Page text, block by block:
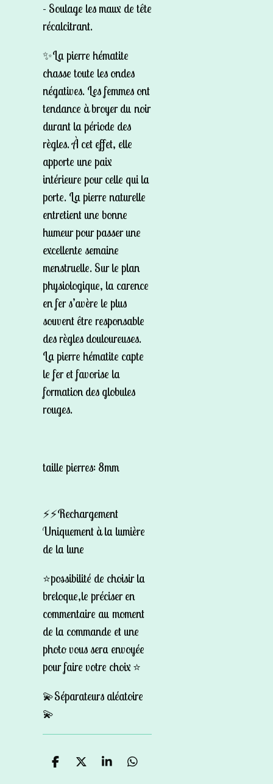
- Soulage les maux de tête
récalcitrant.
✨La pierre hématite
chasse toute les ondes
négatives. Les femmes ont
tendance à broyer du noir
durant la période des
règles. À cet effet, elle
apporte une paix
intérieure pour celle qui la
porte. La pierre naturelle
entretient une bonne
humeur pour passer une
excellente semaine
menstruelle. Sur le plan
physiologique, la carence
en fer s’avère le plus
souvent être responsable
des règles douloureuses.
La pierre hématite capte
le fer et favorise la
formation des globules
rouges.
taille pierres: 8mm
⚡️⚡️Rechargement
Uniquement à la lumière
de la lune
⭐️possibilité de choisir la
breloque,le préciser en
commentaire au moment
de la commande et une
photo vous sera envoyée
pour faire votre choix ⭐️
💫Séparateurs aléatoire
💫
P
P
P
P